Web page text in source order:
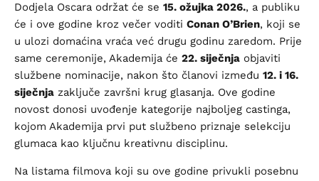
Dodjela Oscara održat će se 15. ožujka 2026., a publiku
će i ove godine kroz večer voditi Conan O’Brien, koji se
u ulozi domaćina vraća već drugu godinu zaredom. Prije
same ceremonije, Akademija će 22. siječnja objaviti
službene nominacije, nakon što članovi između 12. i 16.
siječnja zaključe završni krug glasanja. Ove godine
novost donosi uvođenje kategorije najboljeg castinga,
kojom Akademija prvi put službeno priznaje selekciju
glumaca kao ključnu kreativnu disciplinu.
Na listama filmova koji su ove godine privukli posebnu